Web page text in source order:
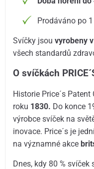
Prodáváno po
Svíčky jsouvyrobeny
všech standardů
O svíčkách
Historie Price´s
roku 1830. Do konce
výrobce svíček na
inovace. Price´s je
na významné akce
Dnes, kdy 80 %